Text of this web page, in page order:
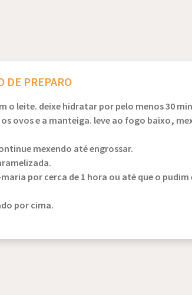
DE PREPARO
o leite. deixe hidratar por pelo menos 30
ovos e a manteiga. leve ao fogo baixo,
mexendo até engrossar.
por cerca de 1 hora ou até que o pudim
por cima.